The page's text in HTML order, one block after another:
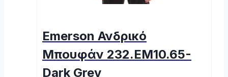
Emerson Ανδρικό
Μπουφάν 232.EM10.65-
Dark Grey